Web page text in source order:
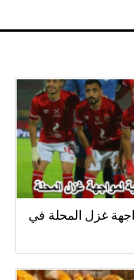
غزل المحلة في